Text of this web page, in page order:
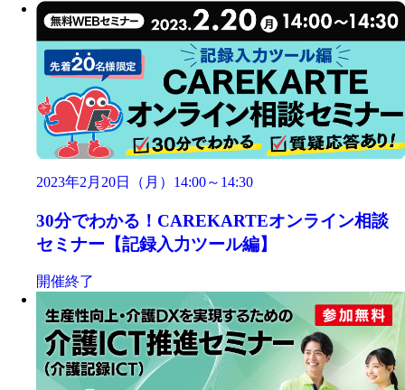
2023年2月20日（月）14:00～14:30
30分でわかる！CAREKARTEオンライン相談
セミナー【記録入力ツール編】
開催終了